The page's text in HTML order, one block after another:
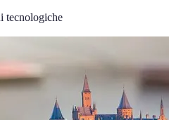
tecnologiche